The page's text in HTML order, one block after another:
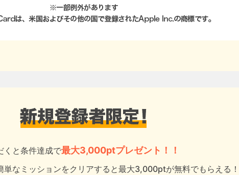
くと条件達成で最大3,000ptプレゼント！！
単なミッションをクリアすると最大3,000ptが無料でもらえる！